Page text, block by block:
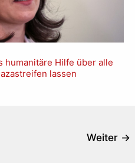
humanitäre Hilfe über alle
lassen
Weiter →